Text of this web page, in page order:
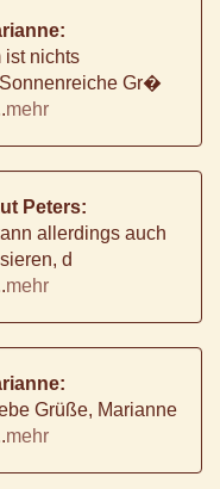
ist nichts
Gr�
mehr
Peters:
allerdings auch
d
mehr
Grüße, Marianne
mehr